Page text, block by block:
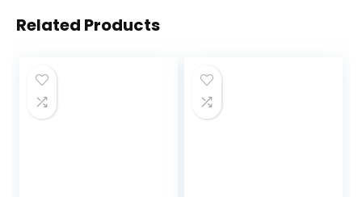
Related Products